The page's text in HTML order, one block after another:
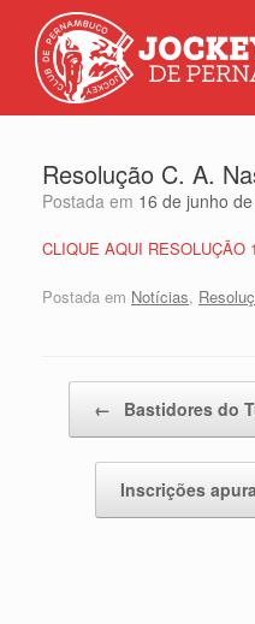
Resolução C. A.
Postada em 16 de junho
CLIQUE AQUI RESOLUÇÃO
Postada em Notícias,
← Bastidores do
Inscrições